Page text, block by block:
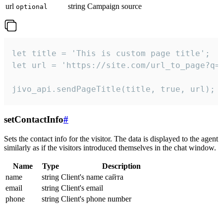
url optional string Campaign source
let title = 'This is custom page title';
let url = 'https://site.com/
jivo_api.sendPageTitle(title, true, url);
setContactInfo#
Sets the contact info for the visitor. The data is displayed to the agent
similarly as if the visitors introduced themselves in the chat window.
Name Type
Description
name
string Client's name сайта
email
string Client's email
phone
string Client's phone number